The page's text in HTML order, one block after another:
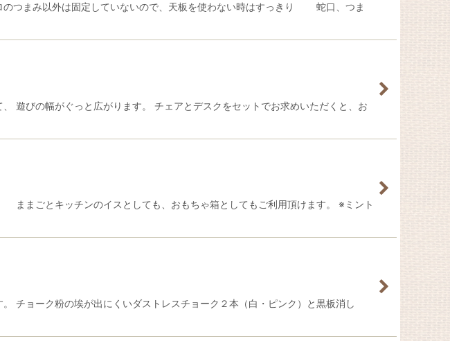
のつまみ以外は固定していないので、天板を使わない時はすっきり 蛇口、つま
遊びの幅がぐっと広がります。 チェアとデスクをセットでお求めいただくと、お
ままごとキッチンのイスとしても、おもちゃ箱としてもご利用頂けます。 ※ミント
チョーク粉の埃が出にくいダストレスチョーク２本（白・ピンク）と黒板消し